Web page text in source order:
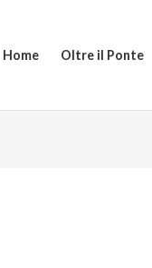
Home Oltre il Ponte